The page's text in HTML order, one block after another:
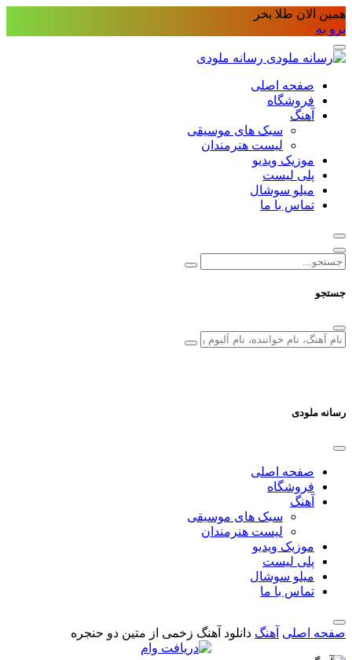
همین الان طلا بخر
برو به
رسانه ملودی
صفحه اصلی
فروشگاه
آهنگ
سبک های موسیقی
لیست هنرمندان
موزیک ویدیو
پلی لیست
میلو سوشال
تماس با ما
جستجو
رسانه ملودی
صفحه اصلی
فروشگاه
آهنگ
سبک های موسیقی
لیست هنرمندان
موزیک ویدیو
پلی لیست
میلو سوشال
تماس با ما
صفحه اصلی آهنگ دانلود آهنگ زخمی از متین دو حنجره